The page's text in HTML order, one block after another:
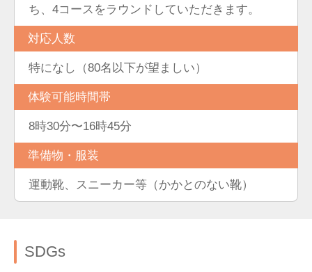
ち、4コースをラウンドしていただきます。
対応人数
特になし（80名以下が望ましい）
体験可能時間帯
8時30分〜16時45分
準備物・服装
運動靴、スニーカー等（かかとのない靴）
SDGs